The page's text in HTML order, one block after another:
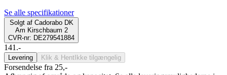
Se alle specifikationer
Solgt af Cadorabo DK
Am Kirschbaum 2
CVR-nr: DE279541884
141.-
Levering Klik & Hent Ikke tilgængelig
Forsendelse fra 25,-